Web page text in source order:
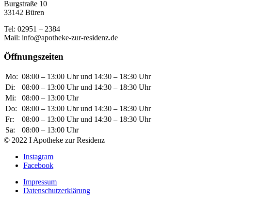
Burgstraße 10
33142 Büren
Tel: 02951 – 2384
Mail: info@apotheke-zur-residenz.de
Öffnungszeiten
Mo: 08:00 – 13:00 Uhr und 14:30 – 18:30 Uhr
Di:
08:00 – 13:00 Uhr und 14:30 – 18:30 Uhr
Mi:
08:00 – 13:00 Uhr
Do:
08:00 – 13:00 Uhr und 14:30 – 18:30 Uhr
Fr:
08:00 – 13:00 Uhr und 14:30 – 18:30 Uhr
Sa:
08:00 – 13:00 Uhr
© 2022 I Apotheke zur Residenz
Instagram
Facebook
Impressum
Datenschutzerklärung